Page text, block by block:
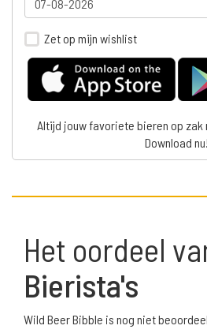
Zet op mijn wishlist
Altijd jouw favoriete bieren op zak
Download nu!
Het oordeel
Bierista's
Wild Beer Bibble is nog niet